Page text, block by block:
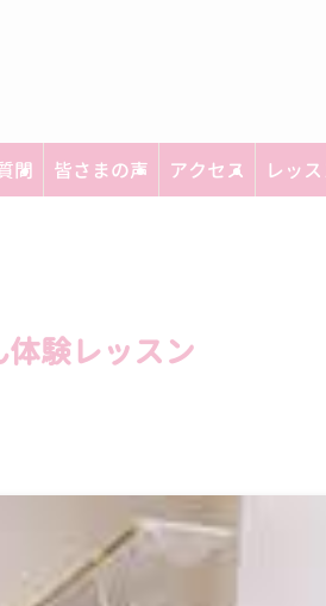
問 皆さまの声 アクセス レッ
験レッスン